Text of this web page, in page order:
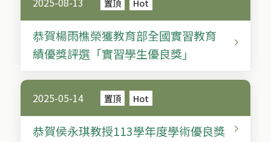
恭賀楊雨樵榮獲教育部全國實習教育
績優獎評選「實習學生優良獎」
2025-05-14 置頂 Hot
恭賀侯永琪教授113學年度學術優良獎